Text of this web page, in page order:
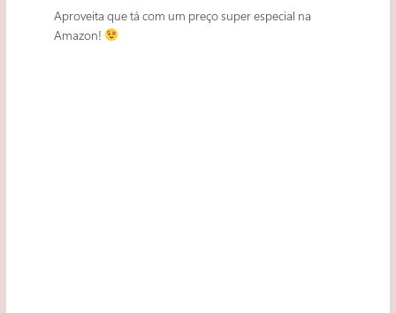
Aproveita que tá com um preço super especial na
Amazon!